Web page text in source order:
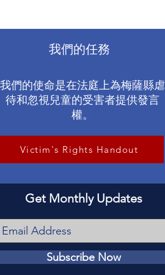
我們的任務
我們的使命是在法庭上為梅薩縣虐
待和忽視兒童的受害者提供發言
權。
Victim's Rights Handout
Get Monthly Updates
Subscribe Now